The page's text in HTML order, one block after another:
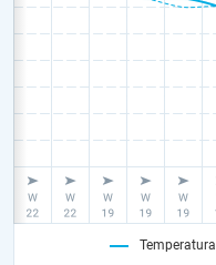
Temperatura